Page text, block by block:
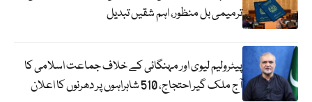
ترمیمی بل منظور، اہم شقیں تبدیل
پیٹرولیم لیوی اور مہنگائی کے خلاف جماعت اسلامی کا
آج ملک گیر احتجاج، 510 شاہراہوں پر دھرنوں کا اعلان